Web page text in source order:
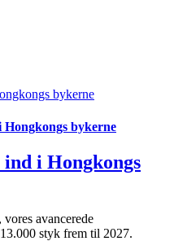
bykerne
bykerne
i Hongkongs
avancerede
styk frem til 2027.